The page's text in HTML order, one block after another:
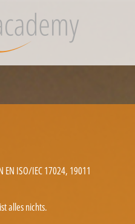
EN ISO/IEC 17024, 19011
alles nichts.